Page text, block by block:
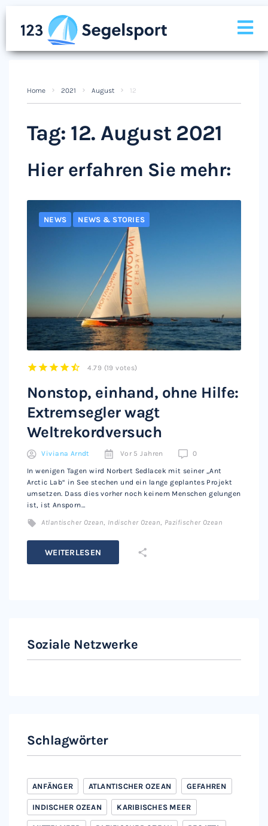
Home 2021 August 12
Tag: 12. August 2021
Hier erfahren Sie mehr:
NEWS NEWS & STORIES
4.79 (19 votes)
Nonstop, einhand, ohne Hilfe:
Extremsegler wagt
Weltrekordversuch
Viviana Arndt Vor 5 Jahren 0
In wenigen Tagen wird Norbert Sedlacek mit seiner „Ant
Arctic Lab“ in See stechen und ein lange geplantes Projekt
umsetzen. Dass dies vorher noch keinem Menschen gelungen
ist, ist Ansporn…
Atlantischer Ozean, Indischer Ozean, Pazifischer Ozean
WEITERLESEN
Soziale Netzwerke
Schlagwörter
ANFÄNGER ATLANTISCHER OZEAN GEFAHREN
INDISCHER OZEAN KARIBISCHES MEER